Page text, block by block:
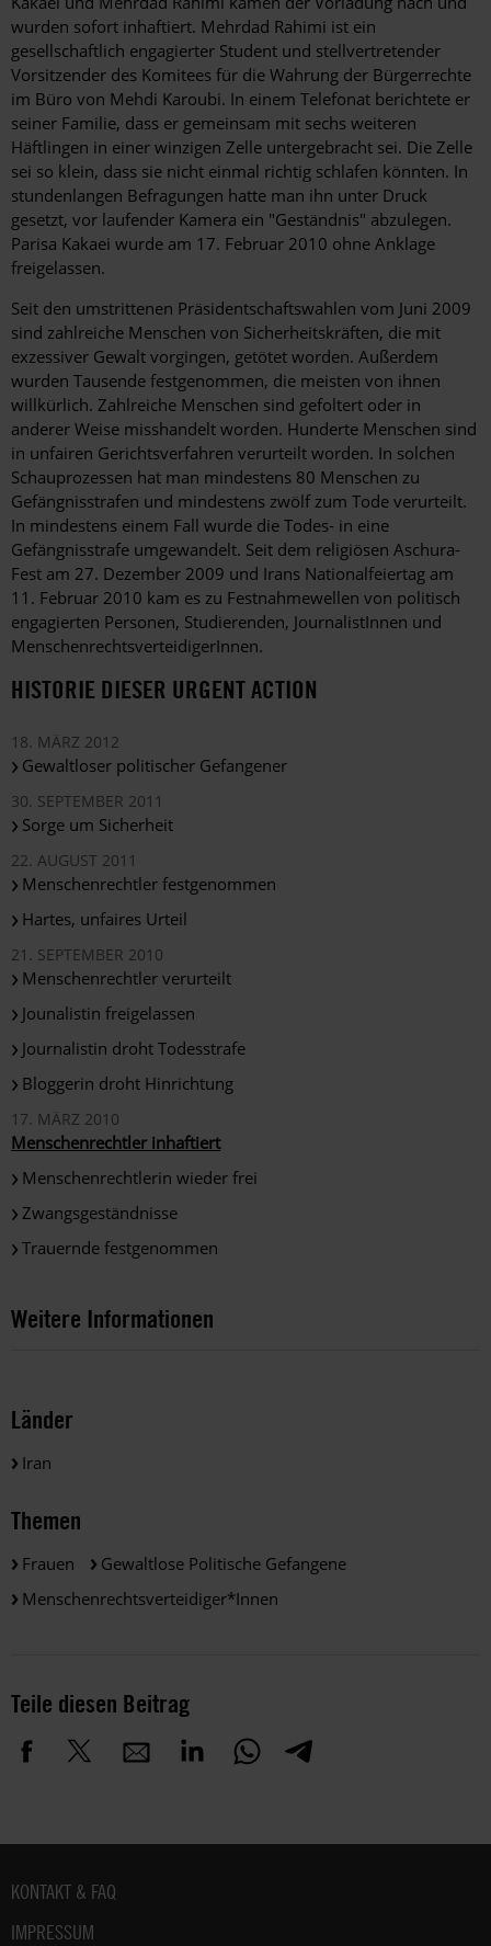
wurden sofort inhaftiert. Mehrdad Rahimi ist ein
gesellschaftlich engagierter Student und stellvertretender
Vorsitzender des Komitees für die Wahrung der Bürgerrechte
im Büro von Mehdi Karoubi. In einem Telefonat berichtete er
seiner Familie, dass er gemeinsam mit sechs weiteren
Häftlingen in einer winzigen Zelle untergebracht sei. Die Zelle
sei so klein, dass sie nicht einmal richtig schlafen könnten. In
stundenlangen Befragungen hatte man ihn unter Druck
gesetzt, vor laufender Kamera ein "Geständnis" abzulegen.
Parisa Kakaei wurde am 17. Februar 2010 ohne Anklage
freigelassen.
Seit den umstrittenen Präsidentschaftswahlen vom Juni 2009
sind zahlreiche Menschen von Sicherheitskräften, die mit
exzessiver Gewalt vorgingen, getötet worden. Außerdem
wurden Tausende festgenommen, die meisten von ihnen
willkürlich. Zahlreiche Menschen sind gefoltert oder in
anderer Weise misshandelt worden. Hunderte Menschen sind
in unfairen Gerichtsverfahren verurteilt worden. In solchen
Schauprozessen hat man mindestens 80 Menschen zu
Gefängnisstrafen und mindestens zwölf zum Tode verurteilt.
In mindestens einem Fall wurde die Todes- in eine
Gefängnisstrafe umgewandelt. Seit dem religiösen Aschura-
Fest am 27. Dezember 2009 und Irans Nationalfeiertag am
11. Februar 2010 kam es zu Festnahmewellen von politisch
engagierten Personen, Studierenden, JournalistInnen und
MenschenrechtsverteidigerInnen.
HISTORIE DIESER URGENT ACTION
18. MÄRZ 2012
Gewaltloser politischer Gefangener
30. SEPTEMBER 2011
Sorge um Sicherheit
22. AUGUST 2011
Menschenrechtler festgenommen
Hartes, unfaires Urteil
21. SEPTEMBER 2010
Menschenrechtler verurteilt
Jounalistin freigelassen
Journalistin droht Todesstrafe
Bloggerin droht Hinrichtung
17. MÄRZ 2010
Menschenrechtler inhaftiert
Menschenrechtlerin wieder frei
Zwangsgeständnisse
Trauernde festgenommen
Weitere Informationen
Länder
Iran
Themen
Frauen
Gewaltlose Politische Gefangene
Menschenrechtsverteidiger*innen
Teile diesen Beitrag
Fußbereich
KONTAKT & FAQ
IMPRESSUM